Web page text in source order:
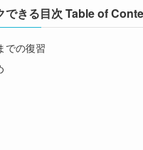
できる目次 Table of
での復習